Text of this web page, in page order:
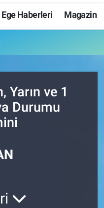
Ege Haberleri Magazin
Yarın ve 1
Durumu